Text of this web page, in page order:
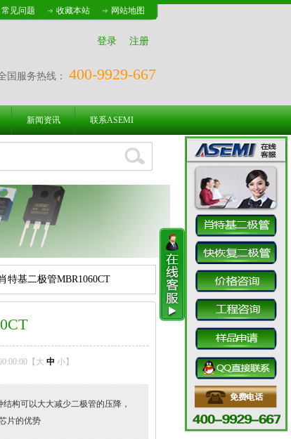
常见问题 收藏本站 网站地图
登录 注册
国服务热线： 400-9929-667
新闻资讯 联系ASEMI
特基二极管MBR1060CT
【 大 中 小】
构可以大大减少二极管的压降，
片的优势